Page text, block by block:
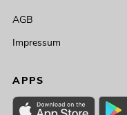
AGB
Impressum
APPS